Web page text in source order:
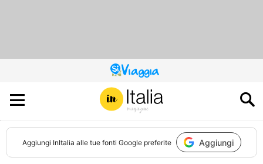
QUESTO
SITO
CONTRIBUISCE
ALL’AUDIENCE
DI
Aggiungi InItalia alle tue fonti Google preferite Aggiungi